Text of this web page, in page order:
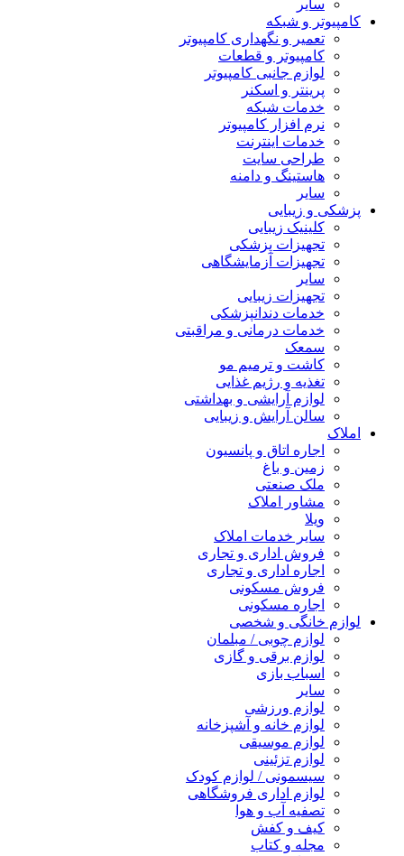
سایر
کامپیوتر و شبکه
تعمیر و نگهداری کامپیوتر
کامپیوتر و قطعات
لوازم جانبی کامپیوتر
پرینتر و اسکنر
خدمات شبکه
نرم افزار کامپیوتر
خدمات اینترنت
طراحی سایت
هاستینگ و دامنه
سایر
پزشکی و زیبایی
کلینیک زیبایی
تجهیزات پزشکی
تجهیزات آزمایشگاهی
سایر
تجهیزات زیبایی
خدمات دندانپزشکی
خدمات درمانی و مراقبتی
سمعک
کاشت و ترمیم مو
تغذیه و رژیم غذایی
لوازم آرایشی و بهداشتی
سالن آرایش و زیبایی
املاک
اجاره اتاق و پانسیون
زمین و باغ
ملک صنعتی
مشاور املاک
ویلا
سایر خدمات املاک
فروش اداری و تجاری
اجاره اداری و تجاری
فروش مسکونی
اجاره مسکونی
لوازم خانگی و شخصی
لوازم چوبی / مبلمان
لوازم برقی و گازی
اسباب بازی
سایر
لوازم ورزشی
لوازم خانه و آشپزخانه
لوازم موسیقی
لوازم تزئینی
سیسمونی / لوازم کودک
لوازم اداری فروشگاهی
تصفیه آب و هوا
کیف و کفش
مجله و کتاب